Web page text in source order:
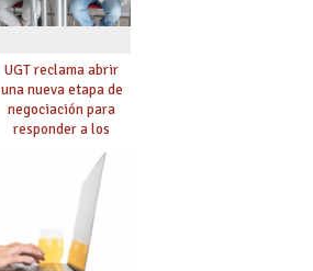
UGT reclama abrir
una nueva etapa de
negociación para
responder a los
nuevos desafíos de la
educación